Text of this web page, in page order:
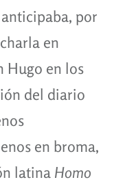
por
en
Hugo en los
del diario
en broma,
latina Homo